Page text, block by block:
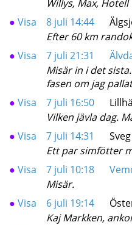
Willys, Max, Hotell
● Visa 8 juli 14:44
Efter 60 km
● Visa 7 juli 21:31
Misär in i det
fasen om jag
● Visa 7 juli 16:50
Vilken jävla dag.
● Visa 7 juli 14:31
Ett par simfötter
● Visa 7 juli 10:18
Misär.
● Visa 6 juli 19:14
Kaj Markken,